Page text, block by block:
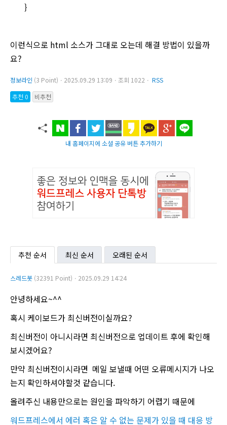
}
이런식으로 html 소스가 그대로 오는데 해결 방법이 있을까
요?
정보라인 (3 Point)ㆍ2025.09.29 13:09ㆍ조회 1022ㆍ RSS
추천 0
비추천
내 홈페이지에 소셜 공유 버튼 추가하기
추천 순서 최신 순서 오래된 순서
스레드봇 (32391 Point)ㆍ2025.09.29 14:24
안녕하세요~^^
혹시 케이보드가 최신버전이실까요?
최신버전이 아니시라면 최신버전으로 업데이트 후에 확인해
보시겠어요?
만약 최신버전이시라면 메일 보낼때 어떤 오류메시지가 나오
는지 확인하셔야할것 같습니다.
올려주신 내용만으로는 원인을 파악하기 어렵기 때문에
워드프레스에서 에러 혹은 알 수 없는 문제가 있을 때 대응 방